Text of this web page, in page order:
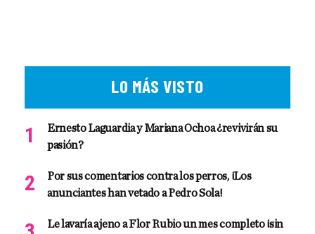
LO MÁS VISTO
Ernesto Laguardia y Mariana Ochoa ¿revivirán su
pasión?
Por sus comentarios contra los perros, ¡Los
anunciantes han vetado a Pedro Sola!
Le lavaría ajeno a Flor Rubio un mes completo ¡sin